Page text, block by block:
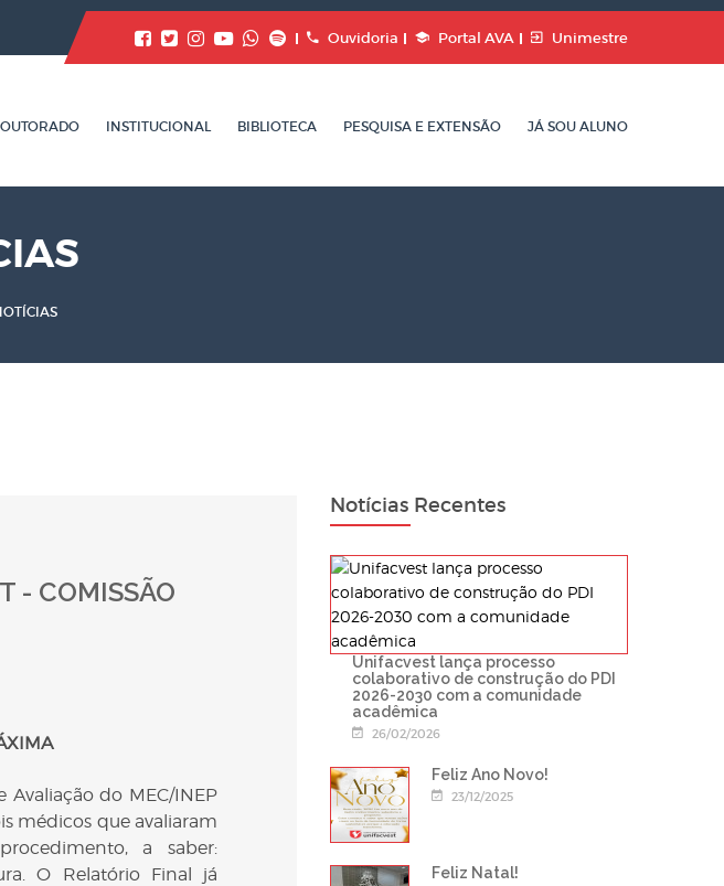
Ouvidoria Portal AVA Unimestre
INSTITUCIONAL BIBLIOTECA PESQUISA E EXTENSÃO JÁ SOU ALUNO
- COMISSÃO
do MEC/INEP
médicos que avaliaram
a saber:
O Relatório Final já
Notícias Recentes
Unifacvest lança processo
colaborativo de construção do PDI
2026-2030 com a comunidade
acadêmica
26/02/2026
Feliz Ano Novo!
23/12/2025
Feliz Natal!